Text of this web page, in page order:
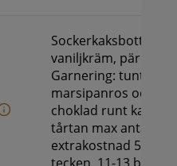
Sockerkaksbotten,
vaniljkräm,
Garnering: tunt
marsipanros och
choklad runt
tårtan max antal
extrakostnad 50 kr:
tecken, 11-13 bitar